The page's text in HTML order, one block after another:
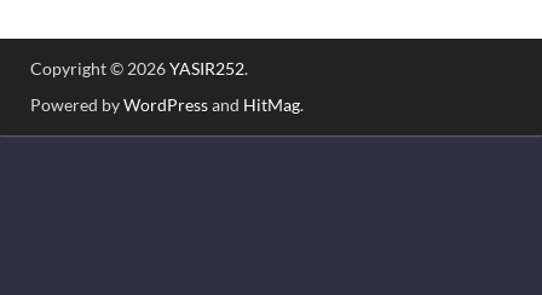
Copyright © 2026YASIR252.
Powered byWordPressand HitMag.